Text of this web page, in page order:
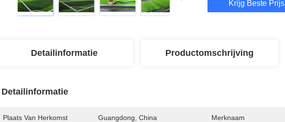
Krijg Beste Prijs
Detailinformatie Productomschrijving
Detailinformatie
Plaats Van Herkomst Guangdong, China Merknaam